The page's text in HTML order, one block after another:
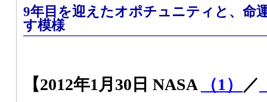
9年目を迎えたオポチュニティと、命
す模様
【2012年1月30日 NASA （1） ／